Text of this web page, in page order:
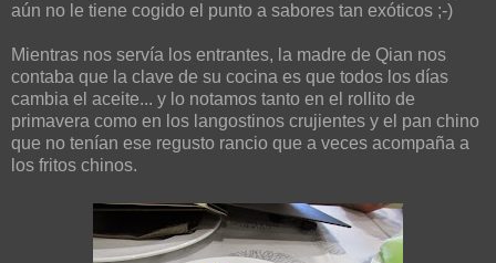
aún no le tiene cogido el punto a sabores tan exóticos ;-)
Mientras nos servía los entrantes, la madre de Qian nos
contaba que la clave de su cocina es que todos los días
cambia el aceite... y lo notamos tanto en el rollito de
primavera como en los langostinos crujientes y el pan chino
que no tenían ese regusto rancio que a veces acompaña a
los fritos chinos.